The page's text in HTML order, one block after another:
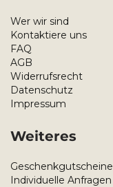
Wer wir sind
Kontaktiere uns
FAQ
AGB
Widerrufsrecht
Datenschutz
Impressum
Weiteres
Geschenkgutscheine
Individuelle Anfragen